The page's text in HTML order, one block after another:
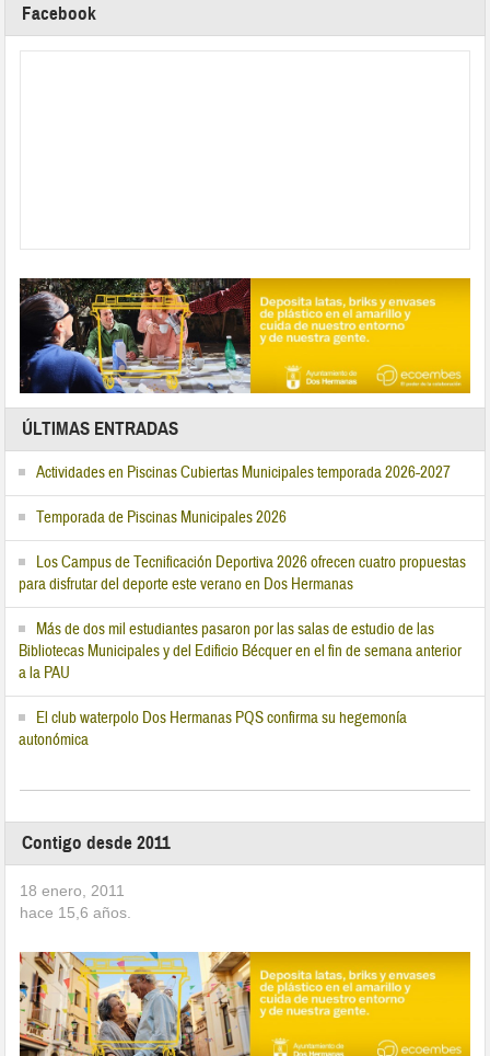
Facebook
ÚLTIMAS ENTRADAS
Actividades en Piscinas Cubiertas Municipales temporada 2026-2027
Temporada de Piscinas Municipales 2026
Los Campus de Tecnificación Deportiva 2026 ofrecen cuatro propuestas
para disfrutar del deporte este verano en Dos Hermanas
Más de dos mil estudiantes pasaron por las salas de estudio de las
Bibliotecas Municipales y del Edificio Bécquer en el fin de semana anterior
a la PAU
El club waterpolo Dos Hermanas PQS confirma su hegemonía
autonómica
Contigo desde 2011
18 enero, 2011
hace 15,6 años.